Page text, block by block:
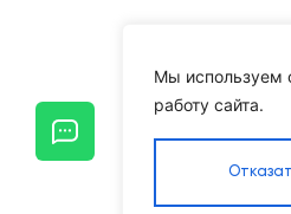
Мы используем
работу сайта.